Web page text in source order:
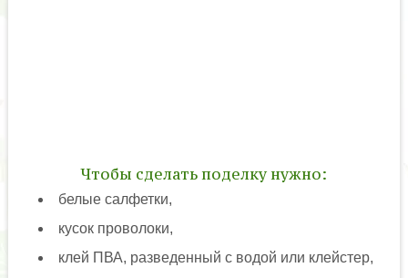
Чтобы сделать поделку нужно:
белые салфетки,
кусок проволоки,
клей ПВА, разведенный с водой или клейстер,